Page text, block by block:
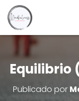
Equilibrio
Publicado por